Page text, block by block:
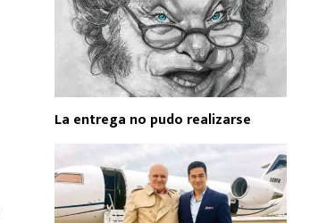
La entrega no pudo realizarse